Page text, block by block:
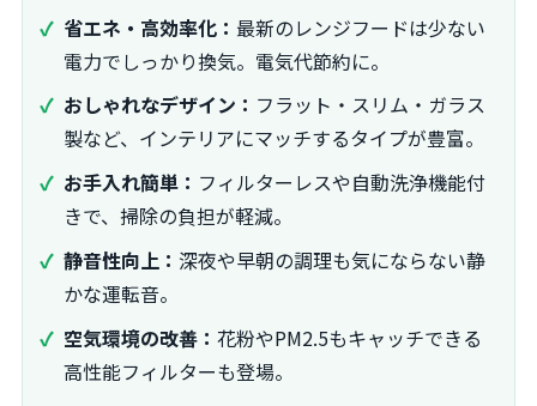
省エネ・高効率化： 最新のレンジフードは少ない
電力でしっかり換気。電気代節約に。
おしゃれなデザイン： フラット・スリム・ガラス
製など、インテリアにマッチするタイプが豊富。
お手入れ簡単： フィルターレスや自動洗浄機能付
きで、掃除の負担が軽減。
静音性向上： 深夜や早朝の調理も気にならない静
かな運転音。
空気環境の改善： 花粉やPM2.5もキャッチできる
高性能フィルターも登場。